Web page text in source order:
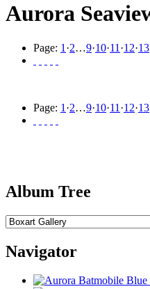
Aurora
Page: 1 ·2…9·10·11 ·12·13
Page: 1 ·2…9·10·11 ·12·13
Album Tree
Navigator